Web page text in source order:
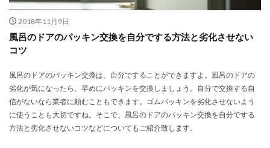
2018年11月9日
風呂のドアのパッキン交換を自分でする方法と劣化させない
コツ
風呂のドアのパッキン交換は、自分ですることができますよ。風呂のドアの
劣化が気になったら、早めにパッキンを交換しましょう。自分で交換する自
信がないなら業者に頼むこともできます。ゴムパッキンを劣化させないよう
に使うことも大切ですね。そこで、風呂のドアのパッキン交換を自分でする
方法と劣化させないコツなどについてもご紹介致します。